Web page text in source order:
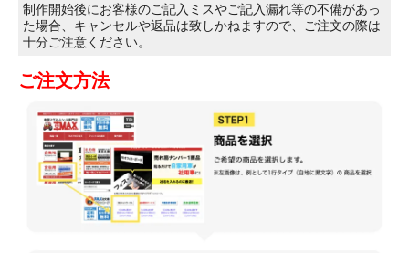
制作開始後にお客様のご記入ミスやご記入漏れ等の不備があっ
た場合、キャンセルや返品は致しかねますので、ご注文の際は
十分ご注意ください。
ご注文方法